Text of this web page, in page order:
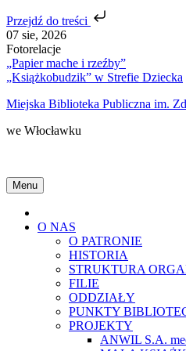
Przejdź do treści
Skip
to
content
07 sie, 2026
Fotorelacje
„Papier mache i rzeźby”
„Książkobudzik” w Strefie Dziecka
Miejska Biblioteka Publiczna im.
we Włocławku
Menu
O NAS
O PATRONIE
HISTORIA
STRUKTURA
FILIE
ODDZIAŁY
PUNKTY
PROJEKTY
ANWIL S.A.